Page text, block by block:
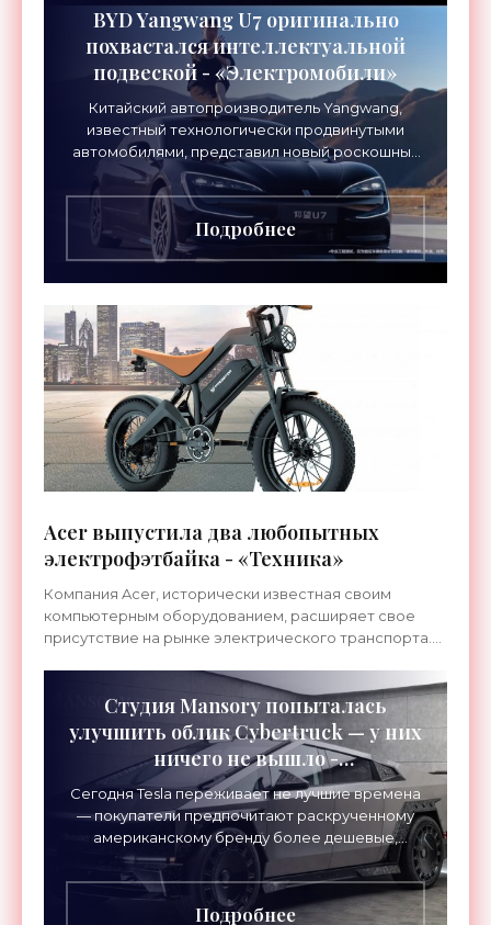
BYD Yangwang U7 оригинально
похвастался интеллектуальной
подвеской - «Электромобили»
Китайский автопроизводитель Yangwang,
известный технологически продвинутыми
автомобилями, представил новый роскошный
седан U7. В рекламном ролике компании
подчеркивается исключительная
Подробнее
Acer выпустила два любопытных
электрофэтбайка - «Техника»
Компания Acer, исторически известная своим
компьютерным оборудованием, расширяет свое
присутствие на рынке электрического транспорта.
Студия Mansory попыталась
улучшить облик Cybertruck — у них
ничего не вышло -
«Электромобили»
Сегодня Tesla переживает не лучшие времена
— покупатели предпочитают раскрученному
американскому бренду более дешевые,
практически не уступающие по качеству
китайские электромобили.
Подробнее